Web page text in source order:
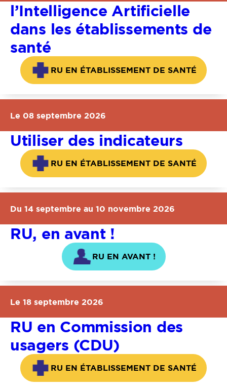
l’Intelligence Artificielle
dans les établissements de
santé
RU EN ÉTABLISSEMENT DE SANTÉ
Le 08 septembre 2026
Utiliser des indicateurs
RU EN ÉTABLISSEMENT DE SANTÉ
Du 14 septembre au 10 novembre 2026
RU, en avant !
RU EN AVANT !
Le 18 septembre 2026
RU en Commission des
usagers (CDU)
RU EN ÉTABLISSEMENT DE SANTÉ